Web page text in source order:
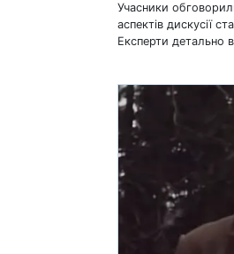
Учасники
аспектів дискусії
Експерти детально